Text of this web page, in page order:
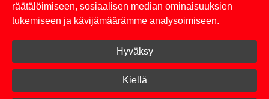
Rekisteriseloste
Toimitus- ja maksuehdot
Kirjaudu sisään
räätälöimiseen, sosiaalisen median ominaisuuksien
tukemiseen ja kävijämäärämme analysoimiseen.
Hyväksy
Kiellä